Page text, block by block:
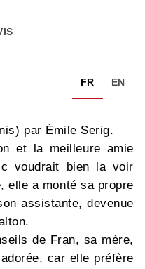
FR EN
par Émile Serig.
et la meilleure amie
voudrait bien la voir
elle a monté sa propre
assistante, devenue
de Fran, sa mère,
car elle préfère